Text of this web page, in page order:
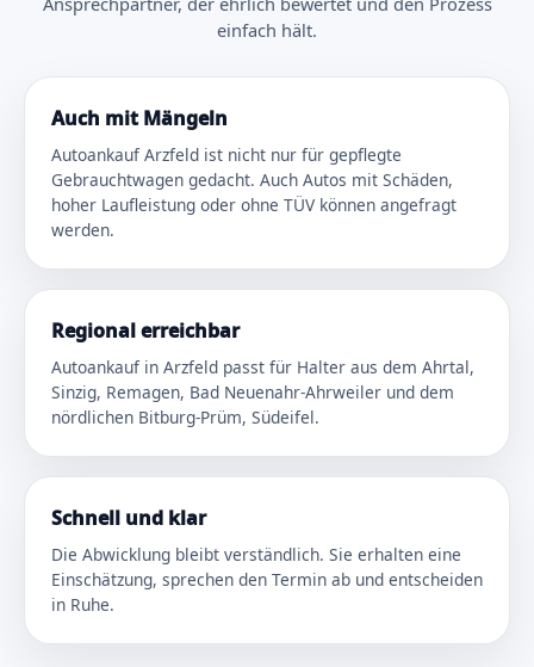
einfach hält.
Auch mit Mängeln
Autoankauf Arzfeld ist nicht nur für gepflegte
Gebrauchtwagen gedacht. Auch Autos mit Schäden,
hoher Laufleistung oder ohne TÜV können angefragt
werden.
Regional erreichbar
Autoankauf in Arzfeld passt für Halter aus dem Ahrtal,
Sinzig, Remagen, Bad Neuenahr-Ahrweiler und dem
nördlichen Bitburg-Prüm, Südeifel.
Schnell und klar
Die Abwicklung bleibt verständlich. Sie erhalten eine
Einschätzung, sprechen den Termin ab und entscheiden
in Ruhe.